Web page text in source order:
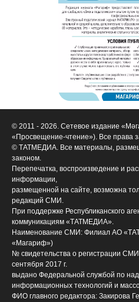
© 2011 - 2026. Сетевое издание
«Просвещение-чтение»). Все права
© ТАТМЕДИА. Все материалы,
законом.
Перепечатка, воспроизведение и
информации,
размещенной на сайте, возможна
редакций СМИ.
При поддержке Республиканского
коммуникациям «ТАТМЕДИА».
Наименование СМИ: Филиал АО
«Магариф»)
№ свидетельства о регистрации
сентября 2017 г.
выдано Федеральной службой по
информационных технологий и
ФИО главного редактора: Закирова